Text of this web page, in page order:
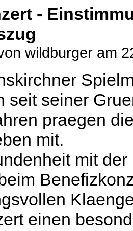
-
wildburger am
seit seiner
praegen
mit.
mit
einen